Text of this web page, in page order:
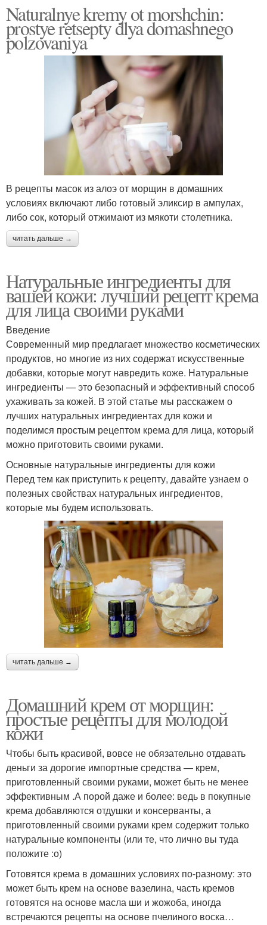
Naturalnye kremy ot morshchin:
prostye retsepty dlya domashnego
polzovaniya
В рецепты масок из алоэ от морщин в домашних
условиях включают либо готовый эликсир в ампулах,
либо сок, который отжимают из мякоти столетника.
читать дальше →
Натуральные ингредиенты для
вашей кожи: лучший рецепт крема
для лица своими руками
Введение
Современный мир предлагает множество косметических
продуктов, но многие из них содержат искусственные
добавки, которые могут навредить коже. Натуральные
ингредиенты — это безопасный и эффективный способ
ухаживать за кожей. В этой статье мы расскажем о
лучших натуральных ингредиентах для кожи и
поделимся простым рецептом крема для лица, который
можно приготовить своими руками.
Основные натуральные ингредиенты для кожи
Перед тем как приступить к рецепту, давайте узнаем о
полезных свойствах натуральных ингредиентов,
которые мы будем использовать.
читать дальше →
Домашний крем от морщин:
простые рецепты для молодой
кожи
Чтобы быть красивой, вовсе не обязательно отдавать
деньги за дорогие импортные средства — крем,
приготовленный своими руками, может быть не менее
эффективным .А порой даже и более: ведь в покупные
крема добавляются отдушки и консерванты, а
приготовленный своими руками крем содержит только
натуральные компоненты (или те, что лично вы туда
положите :о)
Готовятся крема в домашних условиях по-разному: это
может быть крем на основе вазелина, часть кремов
готовятся на основе масла ши и жожоба, иногда
встречаются рецепты на основе пчелиного воска…